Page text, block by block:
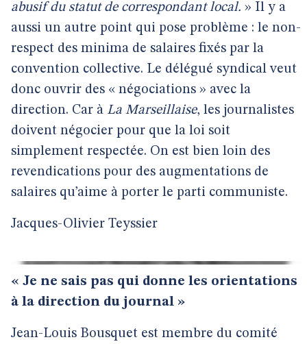
abusif du statut de correspondant local. » Il y a
aussi un autre point qui pose problème : le non-
respect des minima de salaires fixés par la
convention collective. Le délégué syndical veut
donc ouvrir des « négociations » avec la
direction. Car à La Marseillaise, les journalistes
doivent négocier pour que la loi soit
simplement respectée. On est bien loin des
revendications pour des augmentations de
salaires qu’aime à porter le parti communiste.
Jacques-Olivier Teyssier
« Je ne sais pas qui donne les orientations
à la direction du journal »
Jean-Louis Bousquet est membre du comité